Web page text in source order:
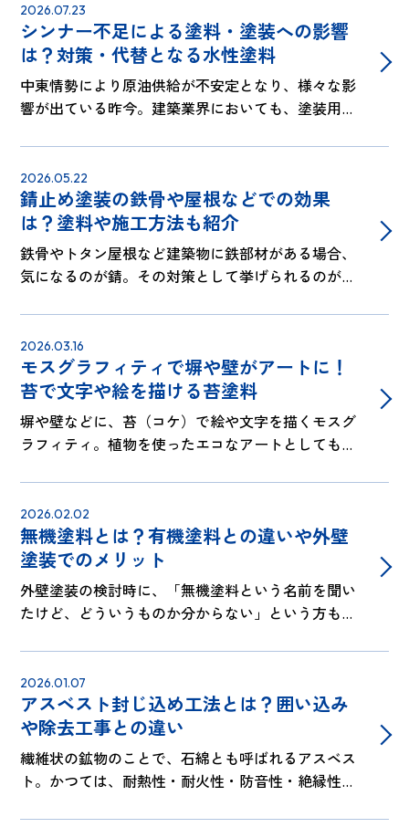
2026.07.23
シンナー不足による塗料・塗装への影響
は？対策・代替となる水性塗料
中東情勢により原油供給が不安定となり、様々な影
響が出ている昨今。建築業界においても、塗装用の
れている水性塗料について解説。水性塗…
2026.05.22
錆止め塗装の鉄骨や屋根などでの効果
は？塗料や施工方法も紹介
鉄骨やトタン屋根など建築物に鉄部材がある場合、
気になるのが錆。その対策として挙げられるのが、
い防錆効果を誇り、橋梁や鉄塔などにも…
2026.03.16
モスグラフィティで塀や壁がアートに！
苔で文字や絵を描ける苔塗料
塀や壁などに、苔（コケ）で絵や文字を描くモスグ
ラフィティ。植物を使ったエコなアートとしても注
があるかもしれません。そんな場合は、…
2026.02.02
無機塗料とは？有機塗料との違いや外壁
塗装でのメリット
外壁塗装の検討時に、「無機塗料という名前を聞い
たけど、どういうものか分からない」という方もお
広く知られていないかもしれません。で…
2026.01.07
アスベスト封じ込め工法とは？囲い込み
や除去工事との違い
繊維状の鉱物のことで、石綿とも呼ばれるアスベス
ト。かつては、耐熱性・耐火性・防音性・絶縁性な